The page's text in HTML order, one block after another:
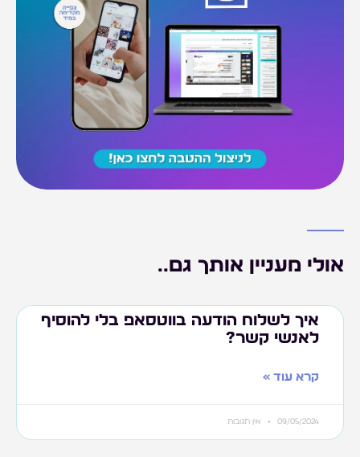
אולי מעניין אותך גם..
איך לשלוח הודעה בווטסאפ בלי להוסיף
לאנשי קשר?
קרא עוד »
09/05/2024 אין תגובות